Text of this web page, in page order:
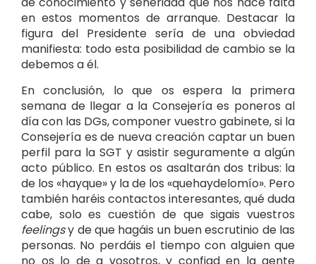
en estos momentos de arranque. Destacar la
figura del Presidente sería de una obviedad
manifiesta: todo esta posibilidad de cambio se la
debemos a él.
En conclusión, lo que os espera la primera
semana de llegar a la Consejería es poneros al
día con las DGs, componer vuestro gabinete, si la
Consejería es de nueva creación captar un buen
perfil para la SGT y asistir seguramente a algún
acto público. En estos os asaltarán dos tribus: la
de los «hayque» y la de los «quehaydelomío». Pero
también haréis contactos interesantes, qué duda
cabe, solo es cuestión de que sigais vuestros
feelingsy de que hagáis un buen escrutinio de las
personas. No perdáis el tiempo con alguien que